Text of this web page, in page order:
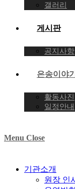
갤러리
게시판
공지사항
은송이야기
활동사진
일정안내
Menu Close
기관소개
원장 인